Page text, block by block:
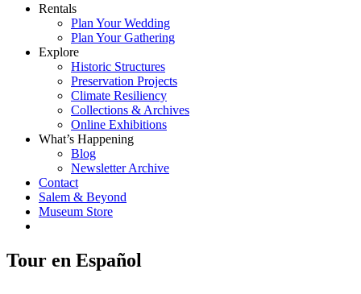
Rentals
Plan Your Wedding
Plan Your Gathering
Explore
Historic Structures
Preservation Projects
Climate Resiliency
Collections & Archives
Online Exhibitions
What’s Happening
Blog
Newsletter Archive
Contact
Salem & Beyond
Museum Store
Tour en Español